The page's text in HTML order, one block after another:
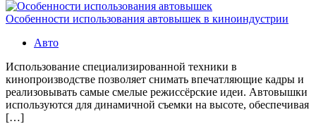
Особенности использования автовышек в киноиндустрии
Авто
Использование специализированной техники в
кинопроизводстве позволяет снимать впечатляющие кадры и
реализовывать самые смелые режиссёрские идеи. Автовышки
используются для динамичной съемки на высоте, обеспечивая
[…]